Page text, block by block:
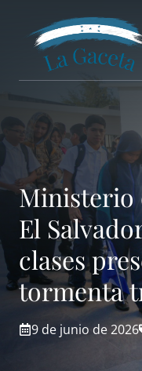
contenido
Ministerio
El
clases
tormenta
9 de junio de 2026